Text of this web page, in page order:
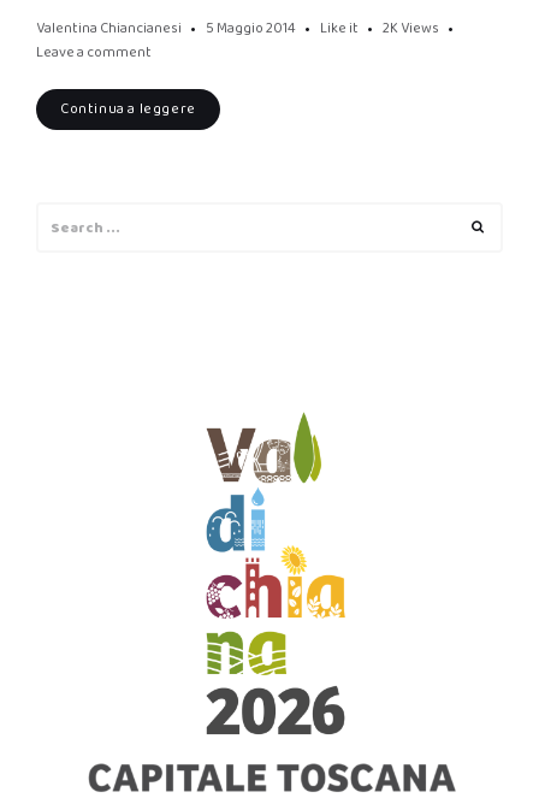
Valentina Chiancianesi 5 Maggio 2014 Like it 2K Views
Leave a comment
Continua a leggere
for: